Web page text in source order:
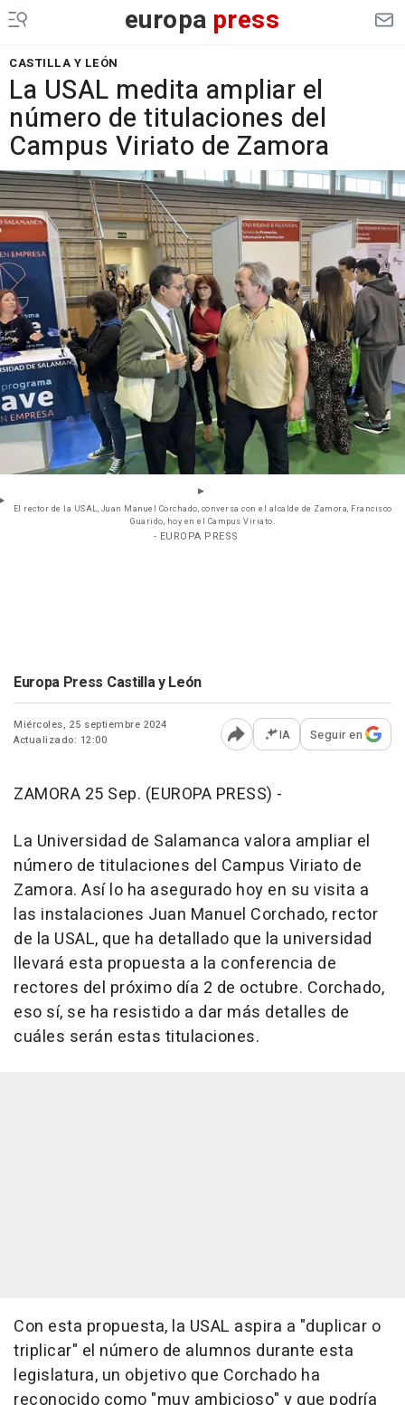
europa press
CASTILLA Y LEÓN
La USAL medita ampliar el
número de titulaciones del
Campus Viriato de Zamora
El rector de la USAL, Juan Manuel Corchado, conversa con el alcalde de Zamora, Francisco
Guarido, hoy en el Campus Viriato.
- EUROPA PRESS
Europa Press Castilla y León
Miércoles, 25 septiembre 2024
Actualizado: 12:00
Abrir opciones para
IA Seguir en
ZAMORA 25 Sep. (EUROPA PRESS) -
La Universidad de Salamanca valora ampliar el
número de titulaciones del Campus Viriato de
Zamora. Así lo ha asegurado hoy en su visita a
las instalaciones Juan Manuel Corchado, rector
de la USAL, que ha detallado que la universidad
llevará esta propuesta a la conferencia de
rectores del próximo día 2 de octubre. Corchado,
eso sí, se ha resistido a dar más detalles de
cuáles serán estas titulaciones.
Con esta propuesta, la USAL aspira a "duplicar o
triplicar" el número de alumnos durante esta
legislatura, un objetivo que Corchado ha
reconocido como "muy ambicioso" y que podría